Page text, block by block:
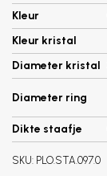
Kleur
Kleur kristal
Diameter kristal
Diameter ring
Dikte staafje
SKU: PLO.STA.097.0